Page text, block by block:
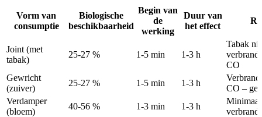
Vorm van
consumptie
Biologische
beschikbaarheid
Begin van
de
werking
Duur van
het effect
Joint (met
tabak)
25-27 % 1-5 min 1-3 h
Tabak
CO
Gewricht
(zuiver)
25-27 % 1-5 min 1-3 h
CO –
Verdamper
(bloem)
40-56 % 1-3 min 1-3 h